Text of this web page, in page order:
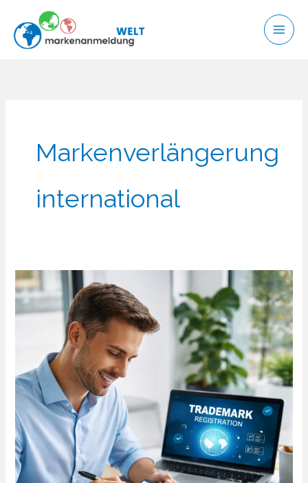
Inhalt
springen
Markenverlängerung
international